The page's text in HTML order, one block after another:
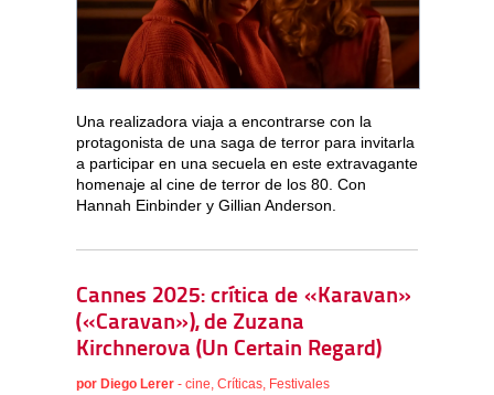
Una realizadora viaja a encontrarse con la
protagonista de una saga de terror para invitarla
a participar en una secuela en este extravagante
homenaje al cine de terror de los 80. Con
Hannah Einbinder y Gillian Anderson.
Cannes 2025: crítica de «Karavan»
(«Caravan»), de Zuzana
Kirchnerova (Un Certain Regard)
por Diego Lerer - cine Críticas Festivales